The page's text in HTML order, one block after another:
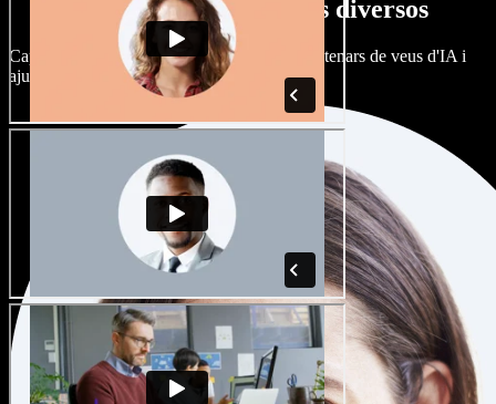
femenines amb accents diversos
Cap projecte ha de sonar igual. Tria entre centenars de veus d'IA i
ajusta'n l’accent.